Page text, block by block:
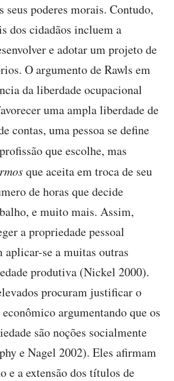
seus poderes morais. Contudo,
dos cidadãos incluem a
e adotar um projeto de
O argumento de Rawls em
da liberdade ocupacional
uma ampla liberdade de
contas, uma pessoa se define
profissão que escolhe, mas
que aceita em troca de seu
de horas que decide
e muito mais. Assim,
a propriedade pessoal
aplicar-se a muitas outras
produtiva (Nickel 2000).
procuram justificar o
argumentando que os
são noções socialmente
e Nagel 2002). Eles afirmam
e a extensão dos títulos de